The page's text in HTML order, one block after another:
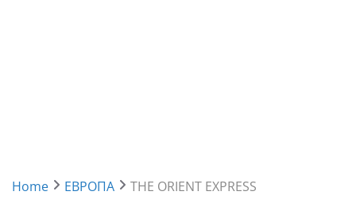
Home ЕВРОПА THE ORIENT EXPRESS